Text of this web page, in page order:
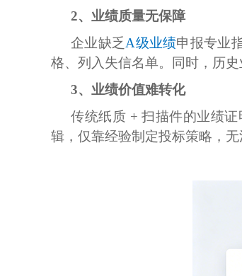
2、业绩质量无保障
企业缺乏 A级业绩申报专业
格、列入失信名单。同时，历
3、 业绩价值难转化
传统纸质 + 扫描件的业绩
辑，仅靠经验制定投标策略，